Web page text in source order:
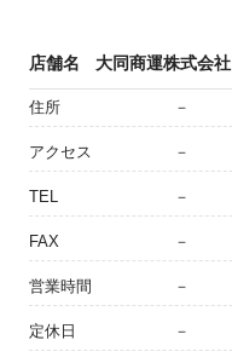
店舗名 大同商運株式会社
住所 －
アクセス －
TEL －
FAX －
営業時間 －
定休日 －